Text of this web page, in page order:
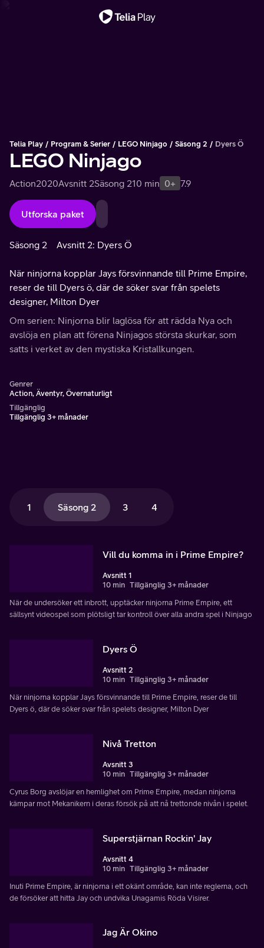
Telia Play Program & Serier LEGO Ninjago Säsong 2 Dyers Ö
LEGO Ninjago
Action2020Avsnitt 2Säsong 210 min 0+ 7.9
Utforska paket
Säsong 2 Avsnitt 2: Dyers Ö
När ninjorna kopplar Jays försvinnande till Prime Empire,
reser de till Dyers ö, där de söker svar från spelets
designer, Milton Dyer
Om serien: Ninjorna blir laglösa för att rädda Nya och
avslöja en plan att förena Ninjagos största skurkar, som
satts i verket av den mystiska Kristallkungen.
Genrer
Action, Äventyr, Övernaturligt
Tillgänglig
Tillgänglig 3+ månader
1 Säsong 2 3 4
Vill du komma in i Prime Empire?
Avsnitt 1
10 min Tillgänglig 3+ månader
När de undersöker ett inbrott, upptäcker ninjorna Prime Empire, ett
sällsynt videospel som plötsligt tar kontroll över alla andra spel i Ninjago
Dyers Ö
Avsnitt 2
10 min Tillgänglig 3+ månader
När ninjorna kopplar Jays försvinnande till Prime Empire, reser de till
Dyers ö, där de söker svar från spelets designer, Milton Dyer
Nivå Tretton
Avsnitt 3
10 min Tillgänglig 3+ månader
Cyrus Borg avslöjar en hemlighet om Prime Empire, medan ninjorna
kämpar mot Mekanikern i deras försök på att nå trettonde nivån i spelet.
Superstjärnan Rockin' Jay
Avsnitt 4
10 min Tillgänglig 3+ månader
Inuti Prime Empire, är ninjorna i ett okänt område, kan inte reglerna, och
de försöker att hitta Jay och undvika Unagamis Röda Visirer.
Jag Är Okino